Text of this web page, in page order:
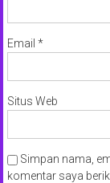
Email *
Situs Web
Simpan nama,
komentar saya